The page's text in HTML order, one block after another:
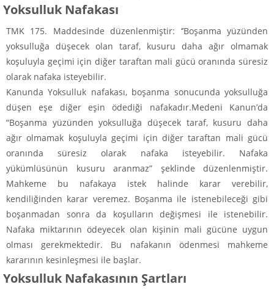
Yoksulluk Nafakası
TMK 175. Maddesinde düzenlenmiştir: ‘’Boşanma yüzünden
yoksulluğa düşecek olan taraf, kusuru daha ağır olmamak
koşuluyla geçimi için diğer taraftan mali gücü oranında süresiz
olarak nafaka isteyebilir.
Kanunda Yoksulluk nafakası, boşanma sonucunda yoksulluğa
düşen eşe diğer eşin ödediği nafakadır.Medeni Kanun’da
“Boşanma yüzünden yoksulluğa düşecek taraf, kusuru daha
ağır olmamak koşuluyla geçimi için diğer taraftan mali gücü
oranında süresiz olarak nafaka isteyebilir. Nafaka
yükümlüsünün kusuru aranmaz” şeklinde düzenlenmiştir.
Mahkeme bu nafakaya istek halinde karar verebilir,
kendiliğinden karar veremez. Boşanma ile istenebileceği gibi
boşanmadan sonra da koşulların değişmesi ile istenebilir.
Nafaka miktarının ödeyecek olan kişinin mali gücüne uygun
olması gerekmektedir. Bu nafakanın ödenmesi mahkeme
kararının kesinleşmesi ile başlar.
Yoksulluk Nafakasının Şartları